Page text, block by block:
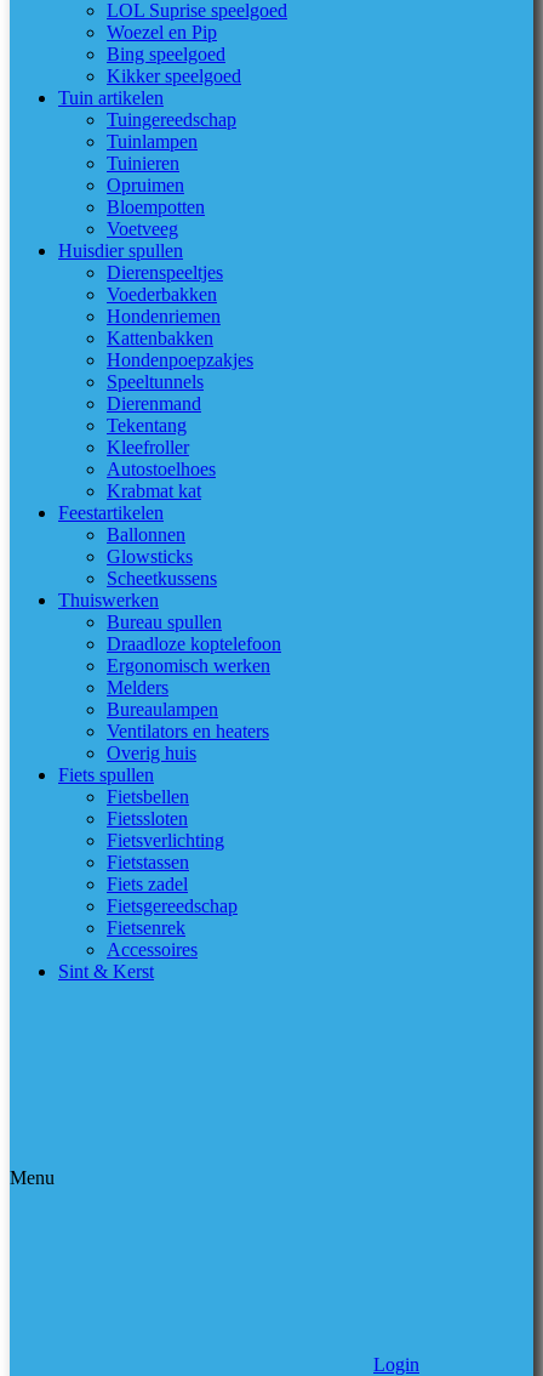
LOL Suprise speelgoed
Woezel en Pip
Bing speelgoed
Kikker speelgoed
Tuin artikelen
Tuingereedschap
Tuinlampen
Tuinieren
Opruimen
Bloempotten
Voetveeg
Huisdier spullen
Dierenspeeltjes
Voederbakken
Hondenriemen
Kattenbakken
Hondenpoepzakjes
Speeltunnels
Dierenmand
Tekentang
Kleefroller
Autostoelhoes
Krabmat kat
Feestartikelen
Ballonnen
Glowsticks
Scheetkussens
Thuiswerken
Bureau spullen
Draadloze koptelefoon
Ergonomisch werken
Melders
Bureaulampen
Ventilators en heaters
Overig huis
Fiets spullen
Fietsbellen
Fietssloten
Fietsverlichting
Fietstassen
Fiets zadel
Fietsgereedschap
Fietsenrek
Accessoires
Sint & Kerst
Menu
Login